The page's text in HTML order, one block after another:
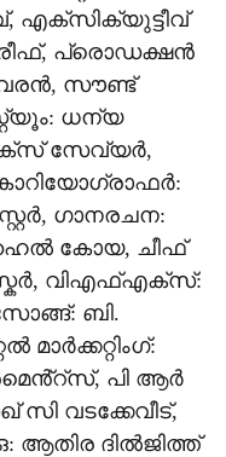
എക്സിക്യുട്ടീവ്
പ്രൊഡക്ഷൻ
സൗണ്ട്
ധന്യ
സേവ്യർ,
ഗാനരചന:
കോയ, ചീഫ്
വിഎഫ്എക്സ്:
ബി.
പി ആർ
സി വടക്കേവീട്,
ആതിര ദിൽജിത്ത്